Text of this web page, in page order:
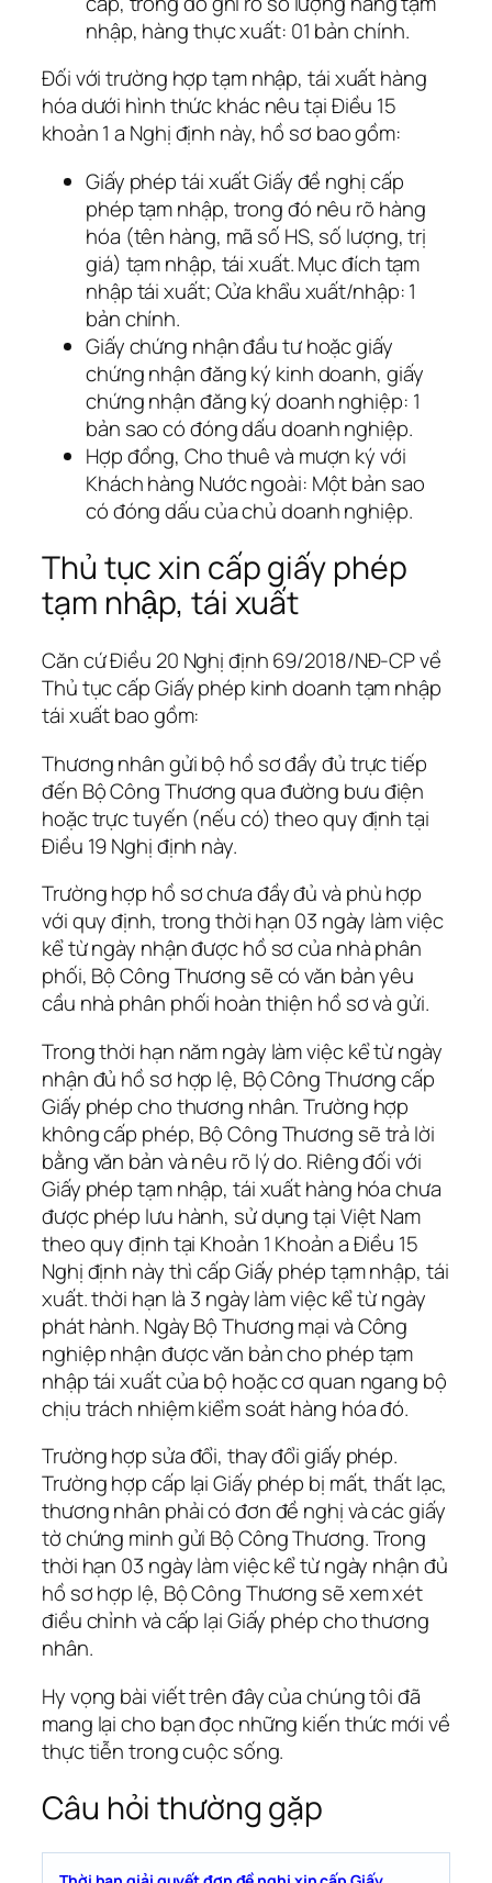
nhập, hàng thực xuất: 01 bản chính.
Đối với trường hợp tạm nhập, tái xuất hàng
hóa dưới hình thức khác nêu tại Điều 15
khoản 1 a Nghị định này, hồ sơ bao gồm:
Giấy phép tái xuất Giấy đề nghị cấp
phép tạm nhập, trong đó nêu rõ hàng
hóa (tên hàng, mã số HS, số lượng, trị
giá) tạm nhập, tái xuất. Mục đích tạm
nhập tái xuất; Cửa khẩu xuất/nhập: 1
bản chính.
Giấy chứng nhận đầu tư hoặc giấy
chứng nhận đăng ký kinh doanh, giấy
chứng nhận đăng ký doanh nghiệp: 1
bản sao có đóng dấu doanh nghiệp.
Hợp đồng, Cho thuê và mượn ký với
Khách hàng Nước ngoài: Một bản sao
có đóng dấu của chủ doanh nghiệp.
Thủ tục xin cấp giấy phép
tạm nhập, tái xuất
Căn cứ Điều 20 Nghị định 69/2018/NĐ-CP về
Thủ tục cấp Giấy phép kinh doanh tạm nhập
tái xuất bao gồm:
Thương nhân gửi bộ hồ sơ đầy đủ trực tiếp
đến Bộ Công Thương qua đường bưu điện
hoặc trực tuyến (nếu có) theo quy định tại
Điều 19 Nghị định này.
Trường hợp hồ sơ chưa đầy đủ và phù hợp
với quy định, trong thời hạn 03 ngày làm việc
kể từ ngày nhận được hồ sơ của nhà phân
phối, Bộ Công Thương sẽ có văn bản yêu
cầu nhà phân phối hoàn thiện hồ sơ và gửi.
Trong thời hạn năm ngày làm việc kể từ ngày
nhận đủ hồ sơ hợp lệ, Bộ Công Thương cấp
Giấy phép cho thương nhân. Trường hợp
không cấp phép, Bộ Công Thương sẽ trả lời
bằng văn bản và nêu rõ lý do. Riêng đối với
Giấy phép tạm nhập, tái xuất hàng hóa chưa
được phép lưu hành, sử dụng tại Việt Nam
theo quy định tại Khoản 1 Khoản a Điều 15
Nghị định này thì cấp Giấy phép tạm nhập, tái
xuất. thời hạn là 3 ngày làm việc kể từ ngày
phát hành. Ngày Bộ Thương mại và Công
nghiệp nhận được văn bản cho phép tạm
nhập tái xuất của bộ hoặc cơ quan ngang bộ
chịu trách nhiệm kiểm soát hàng hóa đó.
Trường hợp sửa đổi, thay đổi giấy phép.
Trường hợp cấp lại Giấy phép bị mất, thất lạc,
thương nhân phải có đơn đề nghị và các giấy
tờ chứng minh gửi Bộ Công Thương. Trong
thời hạn 03 ngày làm việc kể từ ngày nhận đủ
hồ sơ hợp lệ, Bộ Công Thương sẽ xem xét
điều chỉnh và cấp lại Giấy phép cho thương
nhân.
Hy vọng bài viết trên đây của chúng tôi đã
mang lại cho bạn đọc những kiến thức mới về
thực tiễn trong cuộc sống.
Câu hỏi thường gặp